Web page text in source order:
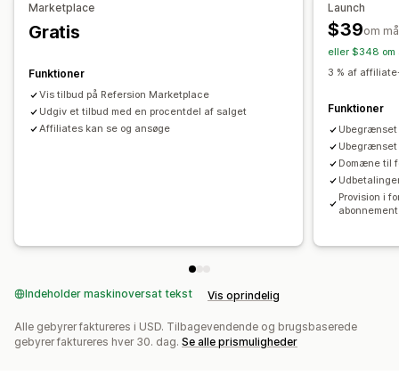
Sporing på flere niveauer
Pop op-vinduer efter køb
Affiliateoplevelse
Tilpassede kontrolpaneler Tilpasset registrering
Brandet portal Tilpassede links og rabatter
Automatiske betalinger Masseudbetalinger
Gavekortudbetalinger
PayPal Planlagte udbetalinger
Marketplace
Gratis
Funktioner
Vis tilbud på Refersion Marketplace
Udgiv et tilbud med en procentdel af salget
Affiliates kan se og ansøge
Launch
$39om
eller $348 om
3 % af
Funktioner
Domæne til
Provision i
abonnement
Indeholder maskinoversat tekst Vis oprindelig
Alle gebyrer faktureres i USD. Tilbagevendende og brugsbaserede
gebyrer faktureres hver 30. dag. Se alle prismuligheder